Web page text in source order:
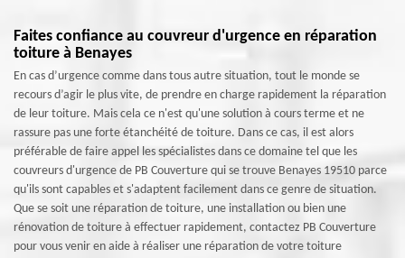
Faites confiance au couvreur d'urgence en réparation
toiture à Benayes
En cas d’urgence comme dans tous autre situation, tout le monde se
recours d’agir le plus vite, de prendre en charge rapidement la réparation
de leur toiture. Mais cela ce n'est qu'une solution à cours terme et ne
rassure pas une forte étanchéité de toiture. Dans ce cas, il est alors
préférable de faire appel les spécialistes dans ce domaine tel que les
couvreurs d'urgence de PB Couverture qui se trouve Benayes 19510 parce
qu'ils sont capables et s'adaptent facilement dans ce genre de situation.
Que se soit une réparation de toiture, une installation ou bien une
rénovation de toiture à effectuer rapidement, contactez PB Couverture
pour vous venir en aide à réaliser une réparation de votre toiture